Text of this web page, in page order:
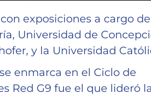
exposiciones a cargo
Universidad de
y la Universidad
enmarca en el Ciclo de
Red G9 fue el que lideró la